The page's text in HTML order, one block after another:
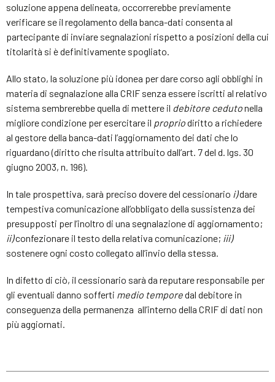
soluzione appena delineata, occorrerebbe previamente
verificare se il regolamento della banca-dati consenta al
partecipante di inviare segnalazioni rispetto a posizioni della cui
titolarità si è definitivamente spogliato.
Allo stato, la soluzione più idonea per dare corso agli obblighi in
materia di segnalazione alla CRIF senza essere iscritti al relativo
sistema sembrerebbe quella di mettere il debitore cedutonella
migliore condizione per esercitare il propriodiritto a richiedere
al gestore della banca-dati l’aggiornamento dei dati che lo
riguardano (diritto che risulta attribuito dall’art. 7 del d. lgs. 30
giugno 2003, n. 196).
In tale prospettiva, sarà preciso dovere del cessionario i)dare
tempestiva comunicazione all’obbligato della sussistenza dei
presupposti per l’inoltro di una segnalazione di aggiornamento;
ii)confezionare il testo della relativa comunicazione; iii)
sostenere ogni costo collegato all’invio della stessa.
In difetto di ciò, il cessionario sarà da reputare responsabile per
gli eventuali danno sofferti medio temporedal debitore in
conseguenza della permanenza all’interno della CRIF di dati non
più aggiornati.